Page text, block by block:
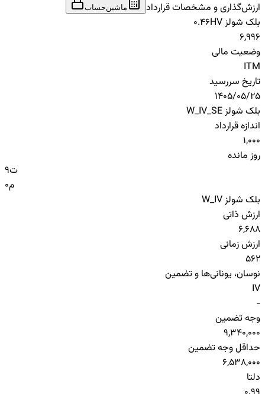
ارزش‌گذاری و مشخصات قرارداد
ماشین‌حساب
بلک شولز HV
0.46
6,996
وضعیت مالی
ITM
تاریخ سررسید
1405/05/25
بلک شولز W_IV_SE
اندازه قرارداد
1,000
روز مانده
9ت
0م
بلک شولز W_IV
ارزش ذاتی
6,688
ارزش زمانی
562
نوسان، یونانی‌ها و تضمین
IV
-
وجه تضمین
9,340,000
حداقل وجه تضمین
6,538,000
دلتا